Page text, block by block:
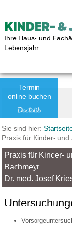
KINDER- &
Ihre Haus- und
Lebensjahr
Sie sind hier:
Praxis für Kinder- und
Praxis für Kinder-
Bachmeyr
Dr. med. Josef
Termin
online buchen